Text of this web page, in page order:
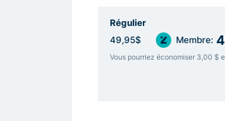
Régulier
49,95$ Membre:
Vous pourriez économiser 3,00 $